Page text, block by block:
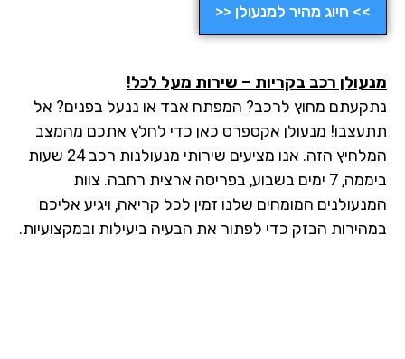
>> חיוג מהיר למנעולן <<
מנעולן רכב בקריות – שירות מעל לכל!
נתקעתם מחוץ לרכב? המפתח אבד או ננעל בפנים? אל
תתעצבו! מנעולן אקספרס כאן כדי לחלץ אתכם מהמצב
המלחיץ הזה. אנו מציעים שירותי מנעולנות רכב 24 שעות
ביממה, 7 ימים בשבוע, בפריסה ארצית רחבה. צוות
המנעולנים המומחים שלנו זמין לכל קריאה, ויגיע אליכם
במהירות הבזק כדי לפתור את הבעיה ביעילות ובמקצועיות.